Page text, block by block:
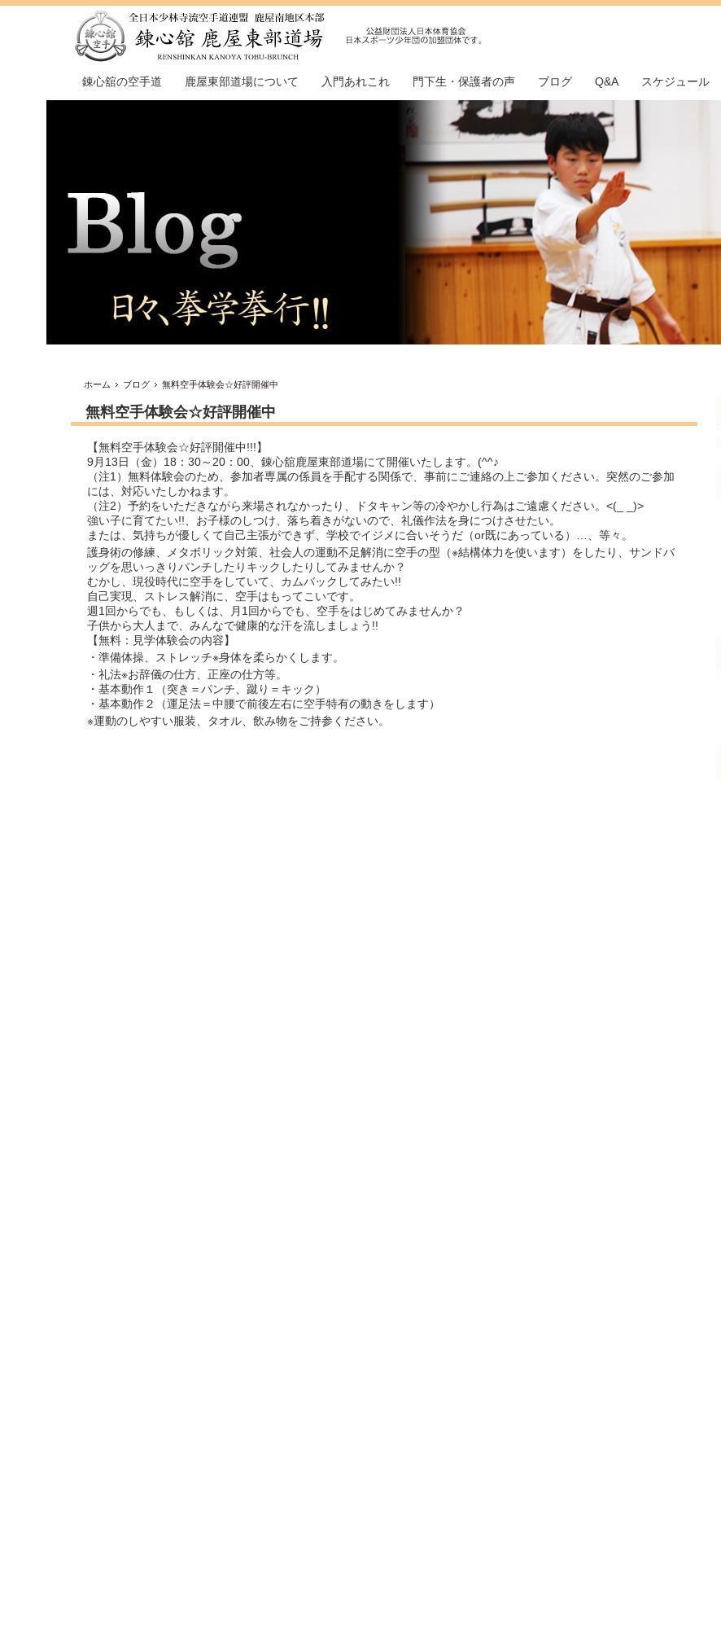
錬心舘の空手道 鹿屋東部道場について 入門あれこれ 門下生・保護者の声 ブログ Q&A スケジュール
ホーム ブログ 無料空手体験会☆好評開催中
無料空手体験会☆好評開催中
【無料空手体験会☆好評開催中!!!】
9月13日（金）18：30～20：00、錬心舘鹿屋東部道場にて開催いたします。(^^♪
（注1）無料体験会のため、参加者専属の係員を手配する関係で、事前にご連絡の上ご参加ください。突然のご参加
には、対応いたしかねます。
（注2）予約をいただきながら来場されなかったり、ドタキャン等の冷やかし行為はご遠慮ください。<(_ _)>
強い子に育てたい!!、お子様のしつけ、落ち着きがないので、礼儀作法を身につけさせたい。
または、気持ちが優しくて自己主張ができず、学校でイジメに合いそうだ（or既にあっている）…、等々。
護身術の修練、メタボリック対策、社会人の運動不足解消に空手の型（※結構体力を使います）をしたり、サンドバ
ッグを思いっきりパンチしたりキックしたりしてみませんか？
むかし、現役時代に空手をしていて、カムバックしてみたい!!
自己実現、ストレス解消に、空手はもってこいです。
週1回からでも、もしくは、月1回からでも、空手をはじめてみませんか？
子供から大人まで、みんなで健康的な汗を流しましょう!!
【無料：見学体験会の内容】
・準備体操、ストレッチ※身体を柔らかくします。
・礼法※お辞儀の仕方、正座の仕方等。
・基本動作１（突き＝パンチ、蹴り＝キック）
・基本動作２（運足法＝中腰で前後左右に空手特有の動きをします）
※運動のしやすい服装、タオル、飲み物をご持参ください。